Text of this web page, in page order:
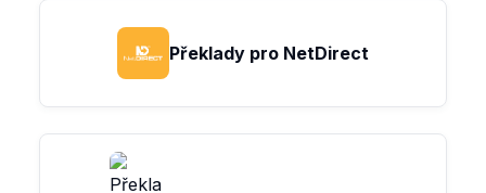
Překlady pro NetDirect